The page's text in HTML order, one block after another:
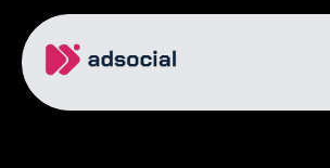
ჩრდილოეთ ირლანდიის ვიზა
რუსეთის ვიზა
ავიაბილეთები